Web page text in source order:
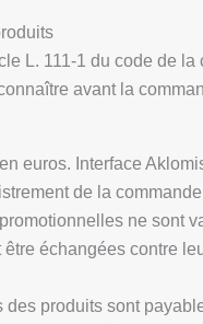
L. 111-1 du code de
avant la
euros. Interface
de la
ne sont
échangées contre
des produits sont